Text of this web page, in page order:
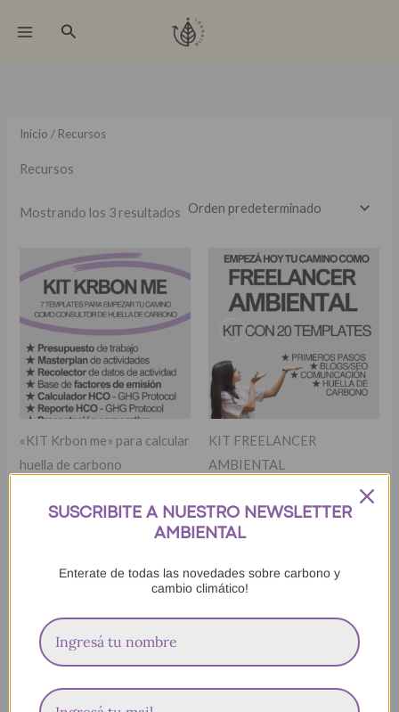
Buscar
Inicio / Recursos
Recursos
Mostrando los 3 resultados
«KIT Krbon me» para calcular
huella de carbono
KIT FREELANCER
AMBIENTAL
SUSCRIBITE A NUESTRO NEWSLETTER
AMBIENTAL
Enterate de todas las novedades sobre carbono y
cambio climático!